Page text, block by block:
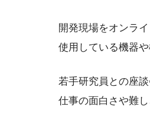
開発現場をオンラ
使用している機器
若手研究員との座
仕事の面白さや難